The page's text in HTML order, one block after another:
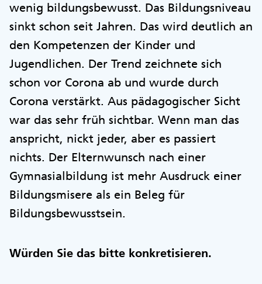
wenig bildungsbewusst. Das Bildungsniveau
sinkt schon seit Jahren. Das wird deutlich an
den Kompetenzen der Kinder und
Jugendlichen. Der Trend zeichnete sich
schon vor Corona ab und wurde durch
Corona verstärkt. Aus pädagogischer Sicht
war das sehr früh sichtbar. Wenn man das
anspricht, nickt jeder, aber es passiert
nichts. Der Elternwunsch nach einer
Gymnasialbildung ist mehr Ausdruck einer
Bildungsmisere als ein Beleg für
Bildungsbewusstsein.
Würden Sie das bitte konkretisieren.